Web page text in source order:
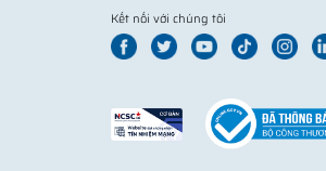
Kết nối với chúng tôi